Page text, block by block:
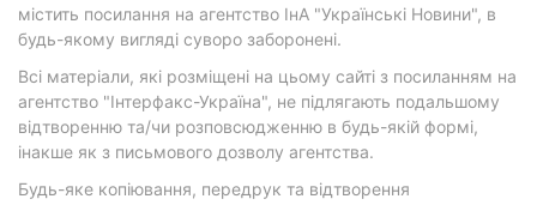
містить посилання на агентство ІнА "Українські Новини", в
будь-якому вигляді суворо заборонені.
Всі матеріали, які розміщені на цьому сайті з посиланням на
агентство "Інтерфакс-Україна", не підлягають подальшому
відтворенню та/чи розповсюдженню в будь-якій формі,
інакше як з письмового дозволу агентства.
Будь-яке копіювання, передрук та відтворення